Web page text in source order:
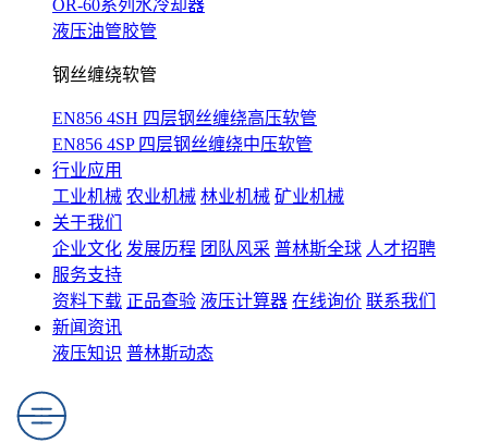
OR-60系列水冷却器
液压油管胶管
钢丝缠绕软管
EN856 4SH 四层钢丝缠绕高压软管
EN856 4SP 四层钢丝缠绕中压软管
行业应用
工业机械 农业机械 林业机械 矿业机械
关于我们
企业文化 发展历程 团队风采 普林斯全球 人才招聘
服务支持
资料下载 正品查验 液压计算器 在线询价 联系我们
新闻资讯
液压知识 普林斯动态